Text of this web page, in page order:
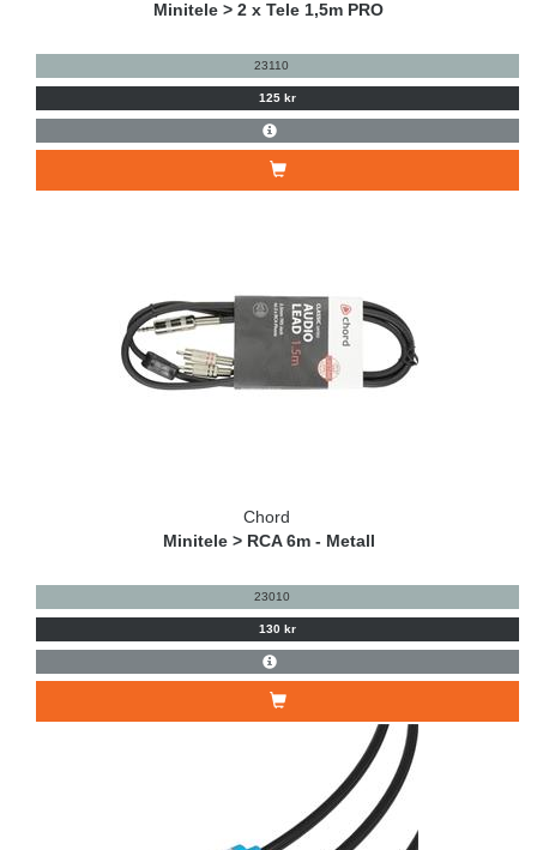
Minitele > 2 x Tele 1,5m PRO
23110
125 kr
Chord
Minitele > RCA 6m - Metall
23010
130 kr